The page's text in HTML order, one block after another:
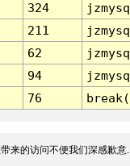
324
211
62
94
76
来的访问不便我们深感歉意.